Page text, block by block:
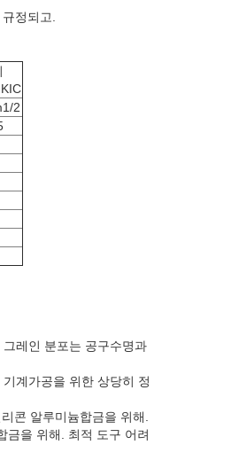
정되고.
2
레인 분포는 공구수명과
계가공을 위한 상당히 정
콘 알루미늄합금을 위해.
금을 위해. 최적 도구 어려